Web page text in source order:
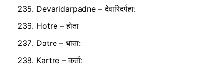
Devaridarpadne – देवारिदर्पहा:
Hotre – होता
Datre – धाता:
Kartre – कर्ता: